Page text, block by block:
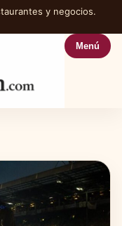
y negocios.
Menú